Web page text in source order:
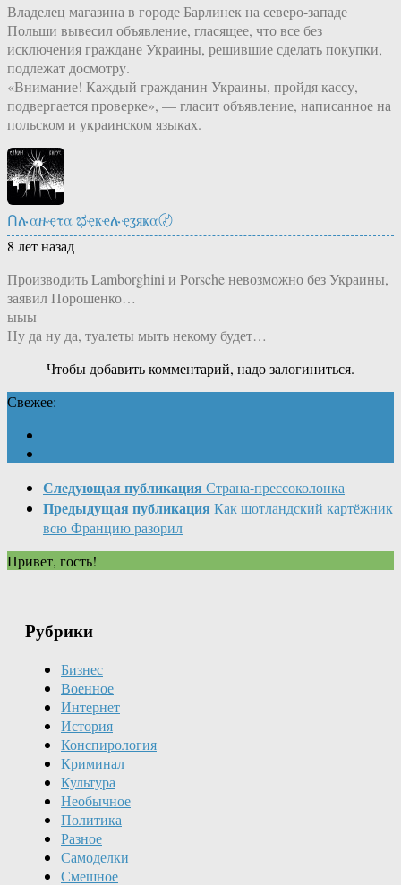
Владелец магазина в городе Барлинек на северо-западе
Польши вывесил объявление, гласящее, что все без
исключения граждане Украины, решившие сделать покупки,
подлежат досмотру.
«Внимание! Каждый гражданин Украины, пройдя кассу,
подвергается проверке», — гласит объявление, написанное на
польском и украинском языках.
Ոሉαዙҿτα ಭҿҝҿሉҿʓяҝα〄
8 лет назад
Производить Lamborghini и Porsche невозможно без Украины,
заявил Порошенко…
ыыы
Ну да ну да, туалеты мыть некому будет…
Чтобы добавить комментарий, надо залогиниться.
Свежее:
Следующая публикация Страна-прессоколонка
Предыдущая публикация Как шотландский картёжник
всю Францию разорил
Привет, гость!
Рубрики
Бизнес
Военное
Интернет
История
Конспирология
Криминал
Культура
Необычное
Политика
Разное
Самоделки
Смешное